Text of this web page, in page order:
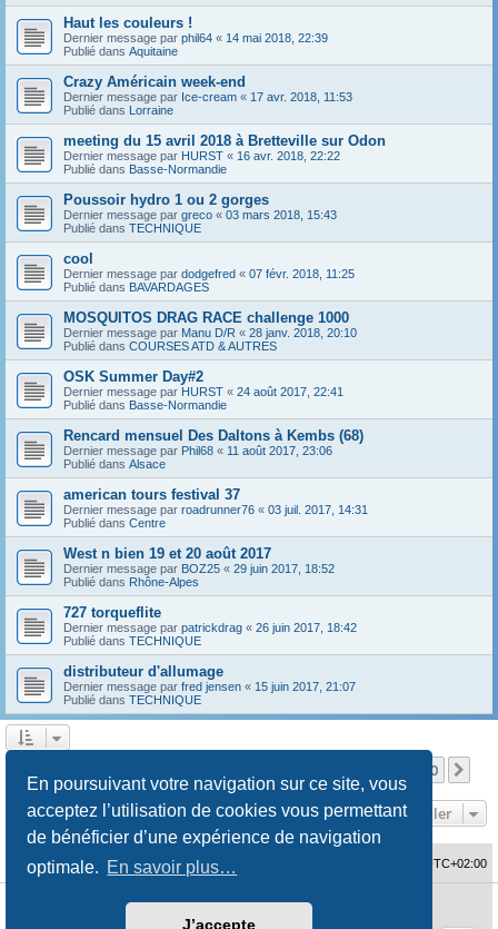
En poursuivant votre navigation sur ce site, vous
acceptez l’utilisation de cookies vous permettant
de bénéficier d’une expérience de navigation
optimale. En savoir plus…
J’accepte
Haut les couleurs !
Dernier message par phil64 « 14 mai 2018, 22:39
Publié dans Aquitaine
Crazy Américain week-end
Dernier message par Ice-cream « 17 avr. 2018, 11:53
Publié dans Lorraine
meeting du 15 avril 2018 à Bretteville sur Odon
Dernier message par HURST « 16 avr. 2018, 22:22
Publié dans Basse-Normandie
Poussoir hydro 1 ou 2 gorges
Dernier message par greco « 03 mars 2018, 15:43
Publié dans TECHNIQUE
cool
Dernier message par dodgefred « 07 févr. 2018, 11:25
Publié dans BAVARDAGES
MOSQUITOS DRAG RACE challenge 1000
Dernier message par Manu D/R « 28 janv. 2018, 20:10
Publié dans COURSES ATD & AUTRES
OSK Summer Day#2
Dernier message par HURST « 24 août 2017, 22:41
Publié dans Basse-Normandie
Rencard mensuel Des Daltons à Kembs (68)
Dernier message par Phil68 « 11 août 2017, 23:06
Publié dans Alsace
american tours festival 37
Dernier message par roadrunner76 « 03 juil. 2017, 14:31
Publié dans Centre
West n bien 19 et 20 août 2017
Dernier message par BOZ25 « 29 juin 2017, 18:52
Publié dans Rhône-Alpes
727 torqueflite
Dernier message par patrickdrag « 26 juin 2017, 18:42
Publié dans TECHNIQUE
distributeur d'allumage
Dernier message par fred jensen « 15 juin 2017, 21:07
Publié dans TECHNIQUE
10
Aller
Accueil du forum UTC+02:00
Développé parphpBB® Forum Software © phpBB Limited
Traduction française officielle